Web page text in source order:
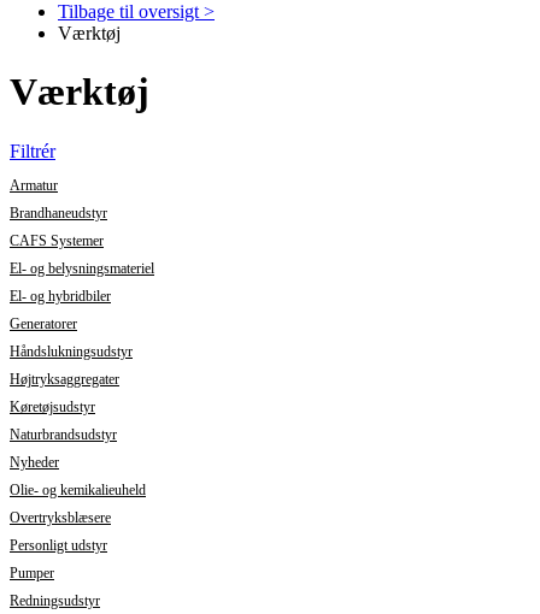
Tilbage til oversigt >
Værktøj
Værktøj
Filtrér
Armatur
Brandhaneudstyr
CAFS Systemer
El- og belysningsmateriel
El- og hybridbiler
Generatorer
Håndslukningsudstyr
Højtryksaggregater
Køretøjsudstyr
Naturbrandsudstyr
Nyheder
Olie- og kemikalieuheld
Overtryksblæsere
Personligt udstyr
Pumper
Redningsudstyr